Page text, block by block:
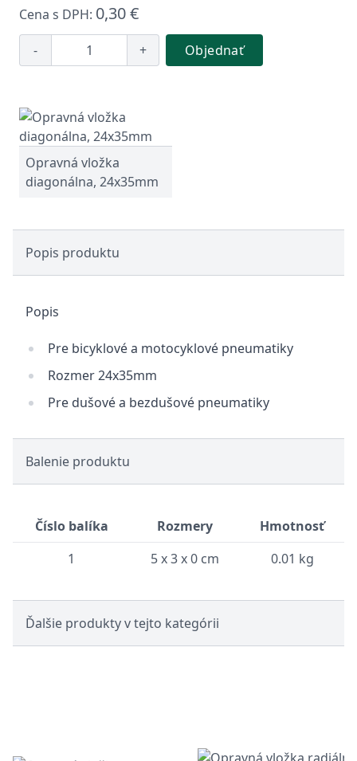
Cena s DPH: 0,30 €
- + Objednať
Opravná vložka
diagonálna, 24x35mm
Popis produktu
Popis
Pre bicyklové a motocyklové pneumatiky
Rozmer 24x35mm
Pre dušové a bezdušové pneumatiky
Balenie produktu
Číslo balíka Rozmery
Hmotnosť
1
5 x 3 x 0 cm 0.01 kg
Ďalšie produkty v tejto kategórii